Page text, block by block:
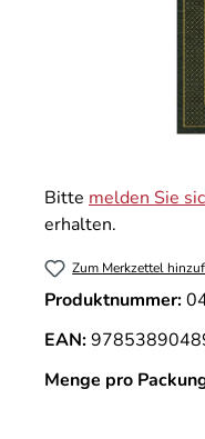
Bitte melden Sie
erhalten.
Zum Merkzettel
Produktnummer:
EAN:
Menge pro